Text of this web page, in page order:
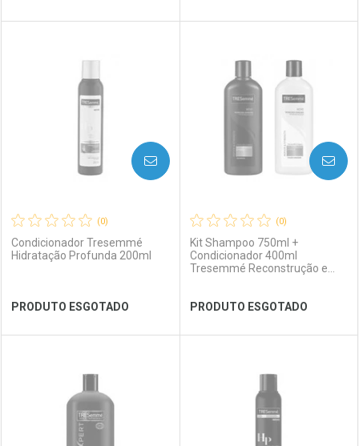
Laboratório
Ver Desconto Convênio
Por Menos Laboratório
Ver Desconto Convênio
Por Menos
(0)
Condicionador Tresemmé
Hidratação Profunda 200ml
PRODUTO ESGOTADO
AVISE-ME
Laboratório
Por Menos
(0)
Kit Shampoo 750ml +
Condicionador 400ml
Tresemmé Reconstrução e
PRODUTO ESGOTADO
AVISE-ME
Laboratório
Por Menos